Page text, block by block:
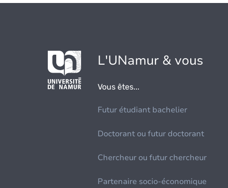
L'UNamur & vous
Vous êtes...
Futur étudiant bachelier
Doctorant ou futur doctorant
Chercheur ou futur chercheur
Partenaire socio-économique